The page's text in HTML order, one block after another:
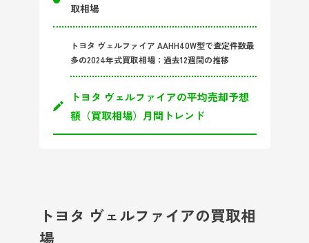
取相場
トヨタ ヴェルファイア AAHH40W型で査定件数最
多の2024年式買取相場：過去12週間の推移
トヨタ ヴェルファイアの平均売却予想
額（買取相場）月間トレンド
トヨタ ヴェルファイアの買取相
場